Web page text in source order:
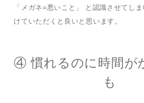
「メガネ=悪いこと」 と認識させてし
けていただくと良いと思います。
④ 慣れるのに時間が
も